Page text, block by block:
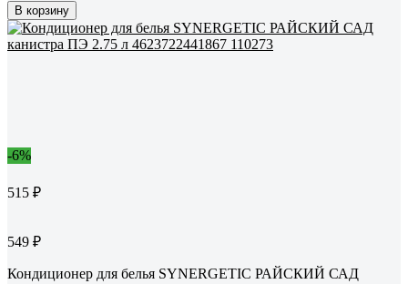
В корзину
-6%
515 ₽
549 ₽
Кондиционер для белья SYNERGETIC РАЙСКИЙ САД